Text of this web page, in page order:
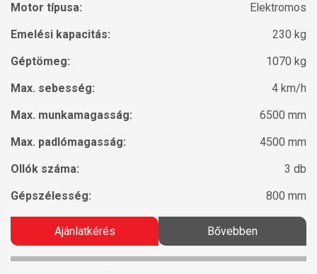
Motor típusa:
Elektromos
Emelési kapacitás:
230 kg
Géptömeg:
1070 kg
Max. sebesség:
4 km/h
Max. munkamagasság:
6500 mm
Max. padlómagasság:
4500 mm
Ollók száma:
3 db
Gépszélesség:
800 mm
Ajánlatkérés Bővebben